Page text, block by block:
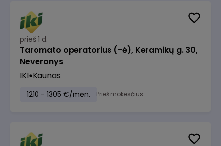
prieš 1 d.
Taromato operatorius (-ė), Keramikų g. 30,
Neveronys
IKI Kaunas
1210 - 1305 €/mėn. Prieš mokesčius